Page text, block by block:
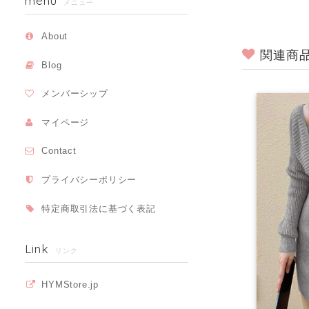
メニュー
About
Blog
メンバーシップ
マイページ
Contact
プライバシーポリシー
特定商取引法に基づく表記
Link リンク
HYMStore.jp
関連商